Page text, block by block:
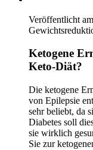
Veröffentlicht
Ketogene
Keto-Diät?
Die ketogene
von Epilepsie
sehr beliebt, da
Diabetes soll
sie wirklich
Sie zur